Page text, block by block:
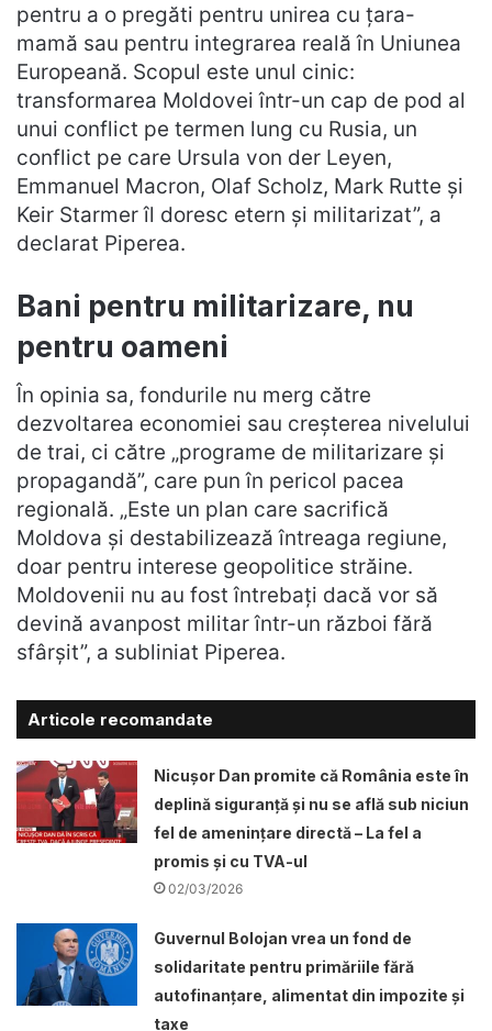
pentru a o pregăti pentru unirea cu țara-
mamă sau pentru integrarea reală în Uniunea
Europeană. Scopul este unul cinic:
transformarea Moldovei într-un cap de pod al
unui conflict pe termen lung cu Rusia, un
conflict pe care Ursula von der Leyen,
Emmanuel Macron, Olaf Scholz, Mark Rutte și
Keir Starmer îl doresc etern și militarizat”, a
declarat Piperea.
Bani pentru militarizare, nu
pentru oameni
În opinia sa, fondurile nu merg către
dezvoltarea economiei sau creșterea nivelului
de trai, ci către „programe de militarizare și
propagandă”, care pun în pericol pacea
regională. „Este un plan care sacrifică
Moldova și destabilizează întreaga regiune,
doar pentru interese geopolitice străine.
Moldovenii nu au fost întrebați dacă vor să
devină avanpost militar într-un război fără
sfârșit”, a subliniat Piperea.
Articole recomandate
Nicușor Dan promite că România este în
deplină siguranță și nu se află sub niciun
fel de amenințare directă – La fel a
promis și cu TVA-ul
02/03/2026
Guvernul Bolojan vrea un fond de
solidaritate pentru primăriile fără
autofinanțare, alimentat din impozite și
taxe